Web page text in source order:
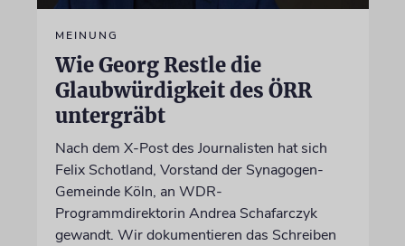
MEINUNG
Wie Georg Restle die
Glaubwürdigkeit des ÖRR
untergräbt
Nach dem X-Post des Journalisten hat sich
Felix Schotland, Vorstand der Synagogen-
Gemeinde Köln, an WDR-
Programmdirektorin Andrea Schafarczyk
gewandt. Wir dokumentieren das Schreiben